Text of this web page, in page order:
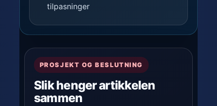
tilpasninger
PROSJEKT OG BESLUTNING
Slik henger artikkelen
sammen